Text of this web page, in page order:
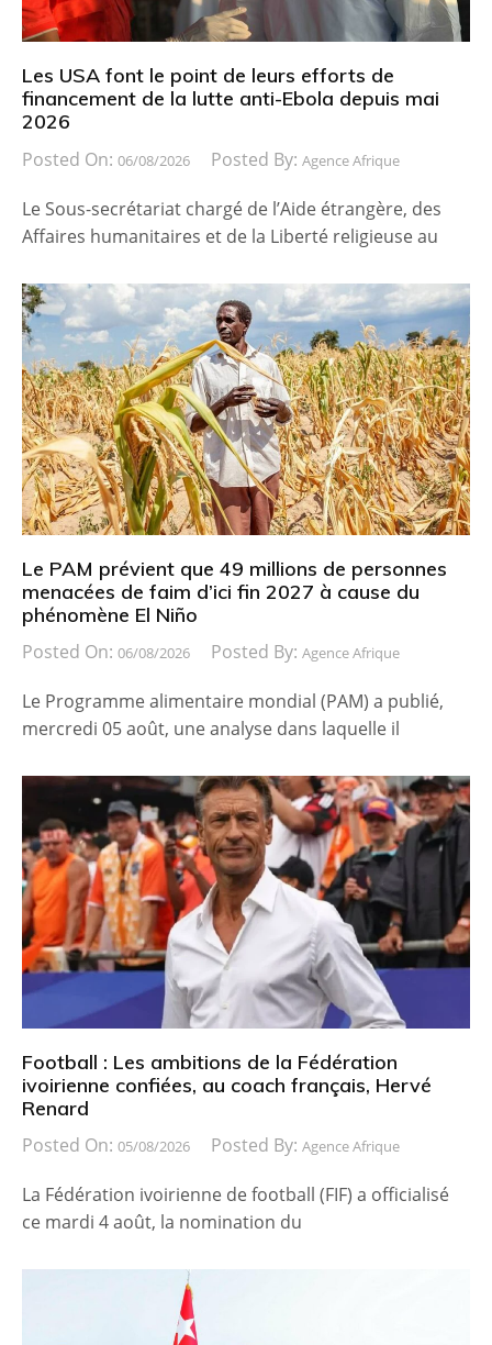
Les USA font le point de leurs efforts de
financement de la lutte anti-Ebola depuis mai
2026
Posted On: 06/08/2026 Posted By: Agence Afrique
Le Sous-secrétariat chargé de l’Aide étrangère, des
Affaires humanitaires et de la Liberté religieuse au
Le PAM prévient que 49 millions de personnes
menacées de faim d’ici fin 2027 à cause du
phénomène El Niño
Posted On: 06/08/2026 Posted By: Agence Afrique
Le Programme alimentaire mondial (PAM) a publié,
mercredi 05 août, une analyse dans laquelle il
Football : Les ambitions de la Fédération
ivoirienne confiées, au coach français, Hervé
Renard
Posted On: 05/08/2026 Posted By: Agence Afrique
La Fédération ivoirienne de football (FIF) a officialisé
ce mardi 4 août, la nomination du